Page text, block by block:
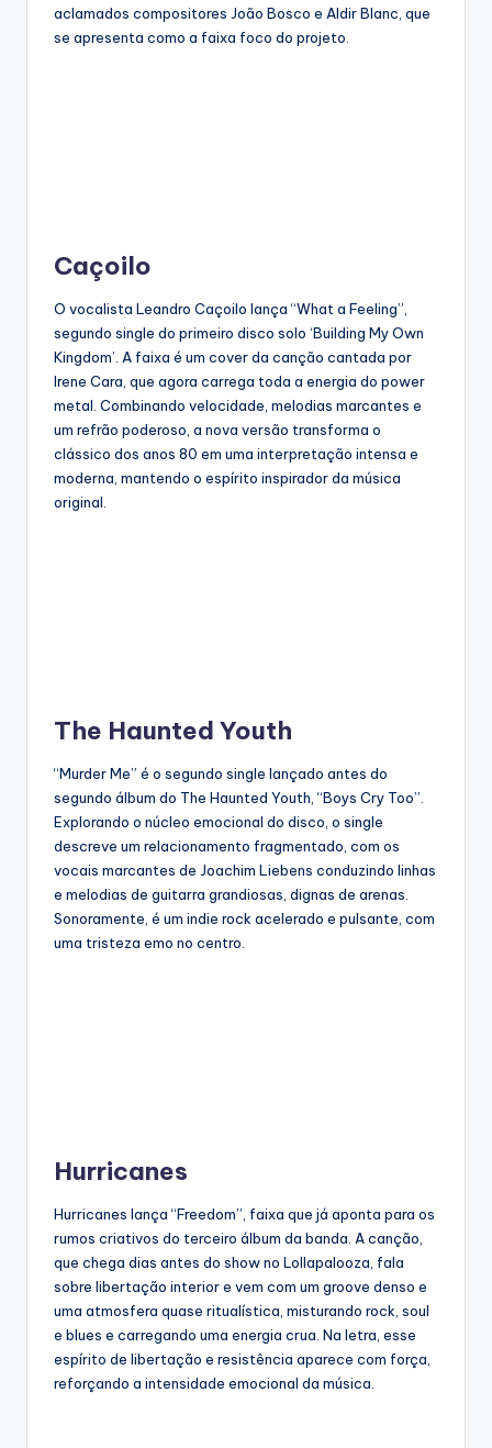
aclamados compositores João Bosco e Aldir Blanc, que
se apresenta como a faixa foco do projeto.
Caçoilo
O vocalista Leandro Caçoilo lança “What a Feeling”,
segundo single do primeiro disco solo ‘Building My Own
Kingdom’. A faixa é um cover da canção cantada por
Irene Cara, que agora carrega toda a energia do power
metal. Combinando velocidade, melodias marcantes e
um refrão poderoso, a nova versão transforma o
clássico dos anos 80 em uma interpretação intensa e
moderna, mantendo o espírito inspirador da música
original.
The Haunted Youth
“Murder Me” é o segundo single lançado antes do
segundo álbum do The Haunted Youth, “Boys Cry Too”.
Explorando o núcleo emocional do disco, o single
descreve um relacionamento fragmentado, com os
vocais marcantes de Joachim Liebens conduzindo linhas
e melodias de guitarra grandiosas, dignas de arenas.
Sonoramente, é um indie rock acelerado e pulsante, com
uma tristeza emo no centro.
Hurricanes
Hurricanes lança “Freedom”, faixa que já aponta para os
rumos criativos do terceiro álbum da banda. A canção,
que chega dias antes do show no Lollapalooza, fala
sobre libertação interior e vem com um groove denso e
uma atmosfera quase ritualística, misturando rock, soul
e blues e carregando uma energia crua. Na letra, esse
espírito de libertação e resistência aparece com força,
reforçando a intensidade emocional da música.